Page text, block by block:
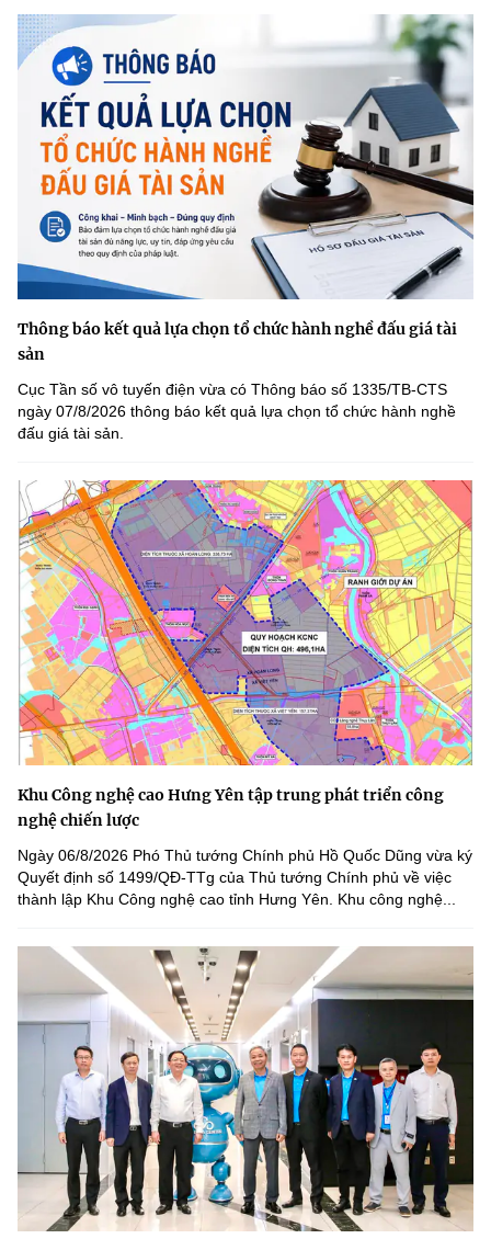
Thông báo kết quả lựa chọn tổ chức hành nghề đấu giá tài
sản
Cục Tần số vô tuyến điện vừa có Thông báo số 1335/TB-CTS
ngày 07/8/2026 thông báo kết quả lựa chọn tổ chức hành nghề
đấu giá tài sản.
Khu Công nghệ cao Hưng Yên tập trung phát triển công
nghệ chiến lược
Ngày 06/8/2026 Phó Thủ tướng Chính phủ Hồ Quốc Dũng vừa ký
Quyết định số 1499/QĐ-TTg của Thủ tướng Chính phủ về việc
thành lập Khu Công nghệ cao tỉnh Hưng Yên. Khu công nghệ...